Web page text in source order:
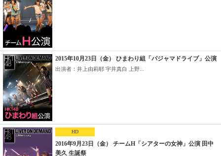
2015年10月23日（金） ひまわり組「パジャマドライブ」公演
出演者：井上由莉耶 宇井真白 上野...
HD
2016年9月23日（金） チームH「シアターの女神」公演 田中
美久 生誕祭